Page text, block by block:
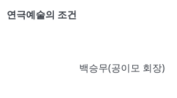
연극예술의 조건
백승무(공이모 회장)